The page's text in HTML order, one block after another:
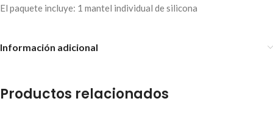
El paquete incluye: 1 mantel individual de silicona
Información adicional
Productos relacionados